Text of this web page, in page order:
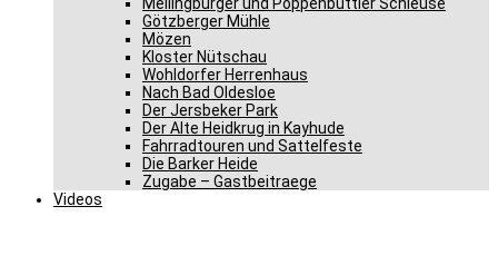
Götzberger Mühle
Mözen
Kloster Nütschau
Wohldorfer Herrenhaus
Nach Bad Oldesloe
Der Jersbeker Park
Der Alte Heidkrug in Kayhude
Fahrradtouren und Sattelfeste
Die Barker Heide
Zugabe – Gastbeitraege
Videos